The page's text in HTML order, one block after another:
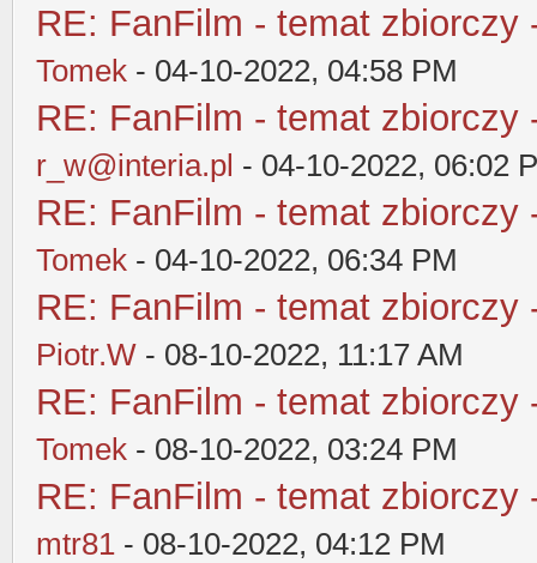
RE: FanFilm - temat zbiorczy
Tomek - 04-10-2022, 04:58 PM
RE: FanFilm - temat zbiorczy
r_w@interia.pl - 04-10-2022, 06:02
RE: FanFilm - temat zbiorczy
Tomek - 04-10-2022, 06:34 PM
RE: FanFilm - temat zbiorczy
Piotr.W - 08-10-2022, 11:17 AM
RE: FanFilm - temat zbiorczy
Tomek - 08-10-2022, 03:24 PM
RE: FanFilm - temat zbiorczy
mtr81 - 08-10-2022, 04:12 PM